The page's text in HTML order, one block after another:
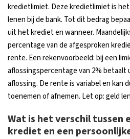
kredietlimiet. Deze kredietlimiet is
lenen bij de bank. Tot dit bedrag
uit het krediet en wanneer.
percentage van de afgesproken
rente. Een rekenvoorbeeld: bij een
aflossingspercentage van 2% betaalt
aflossing. De rente is variabel en kan
toenemen of afnemen. Let op: geld
Wat is het verschil tussen
krediet en een